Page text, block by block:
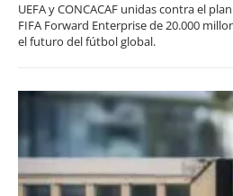
UEFA y CONCACAF unidas contra el
FIFA Forward Enterprise de 20.000
el futuro del fútbol global.